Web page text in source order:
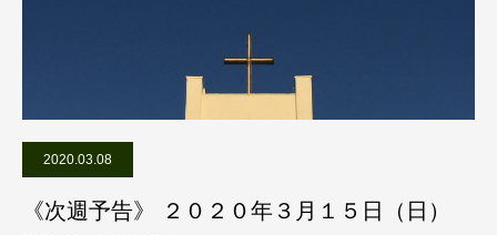
2020.03.08
《次週予告》 ２０２０年３月１５日（日）